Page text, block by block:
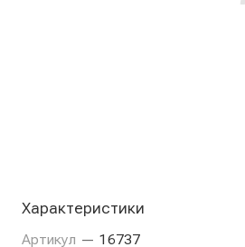
Характеристики
Артикул — 16737